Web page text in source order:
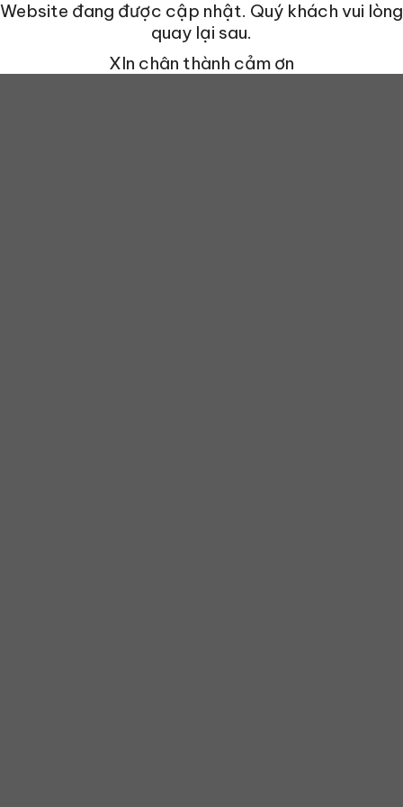
Website đang được cập nhật. Quý khách vui lòng
quay lại sau.
XIn chân thành cảm ơn